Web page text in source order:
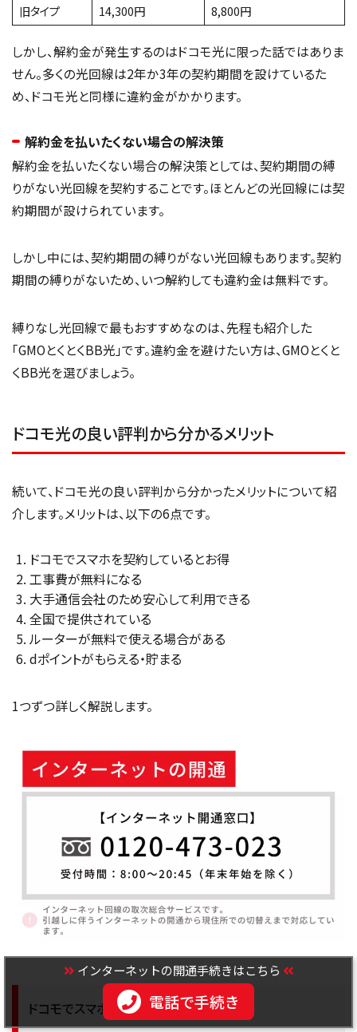
旧タイプ
14,300円 8,800円
しかし、解約金が発生するのはドコモ光に限った話ではありま
せん。多くの光回線は2年か3年の契約期間を設けているた
め、ドコモ光と同様に違約金がかかります。
解約金を払いたくない場合の解決策
解約金を払いたくない場合の解決策としては、契約期間の縛
りがない光回線を契約することです。ほとんどの光回線には契
約期間が設けられています。
しかし中には、契約期間の縛りがない光回線もあります。契約
期間の縛りがないため、いつ解約しても違約金は無料です。
縛りなし光回線で最もおすすめなのは、先程も紹介した
「GMOとくとくBB光」です。違約金を避けたい方は、GMOとくと
くBB光を選びましょう。
ドコモ光の良い評判から分かるメリット
続いて、ドコモ光の良い評判から分かったメリットについて紹
介します。メリットは、以下の6点です。
ドコモでスマホを契約しているとお得
工事費が無料になる
大手通信会社のため安心して利用できる
全国で提供されている
ルーターが無料で使える場合がある
dポイントがもらえる・貯まる
1つずつ詳しく解説します。
ドコモでスマホを契約しているとお得
インターネットの開通手続きはこちら
電話で手続き